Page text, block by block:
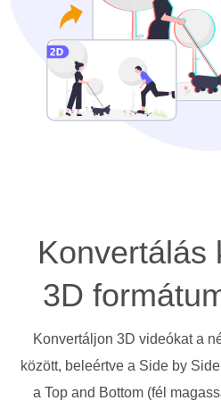
Konvertálás
3D
Konvertáljon 3D videókat a
között, beleértve a Side by
a Top and Bottom (fél